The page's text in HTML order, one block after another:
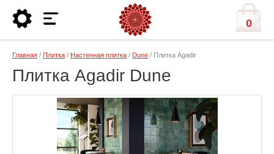
0
Главная / Плитка / Настенная плитка / Dune / Плитка Agadir
Плитка Agadir Dune